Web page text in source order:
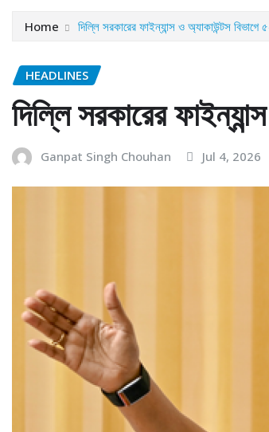
Home দিল্লি সরকারের ফাইন্যান্স ও অ্যাকাউন্টস বিভাগে
HEADLINES
দিল্লি সরকারের
Ganpat Singh Chouhan Jul 4, 2026